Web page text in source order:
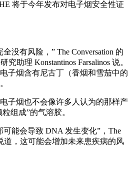
将于今年发布对电子烟安全性证
没有风险，” The Conversation 的
究助理 Konstantinos Farsalinos 说。
子烟含有尼古丁（香烟和雪茄中的
子烟也不会像许多人认为的那样产
组成”的气溶胶。
可能会导致 DNA 发生变化”，The
道，这可能会增加未来患疾病的风